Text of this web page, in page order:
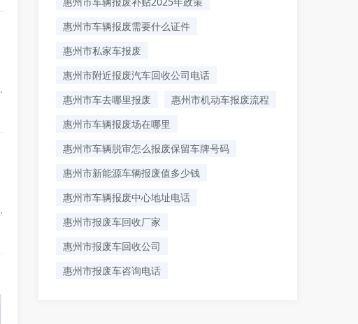
惠州市车辆报废需要什么证件
惠州市私家车报废
惠州市附近报废汽车回收公司电话
惠州市车去哪里报废
惠州市‌机动车报废流程‌
惠州市车辆报废场在哪里
惠州市车辆脱审怎么报废保留车牌号码
惠州市新能源车辆报废值多少钱
惠州市车辆报废中心地址电话
惠州市报废车回收厂家
惠州市报废车回收公司
惠州市报废车咨询电话